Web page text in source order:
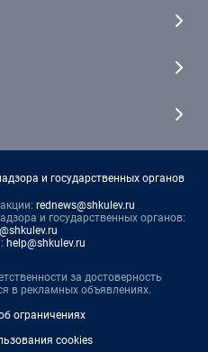
и государственных органов
rednews@shkulev.ru
и государственных органов:
help@shkulev.ru
за достоверность
в рекламных объявлениях.
ограничениях
cookies